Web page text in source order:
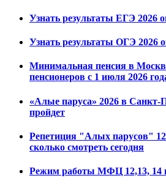
Узнать результаты ЕГЭ 2026
Узнать результаты ОГЭ 2026
Минимальная пенсия в
пенсионеров с 1 июля 2026
«Алые паруса» 2026 в Санкт-
пройдет
Репетиция "Алых парусов"
сколько смотреть сегодня
Режим работы МФЦ 12,13, 14